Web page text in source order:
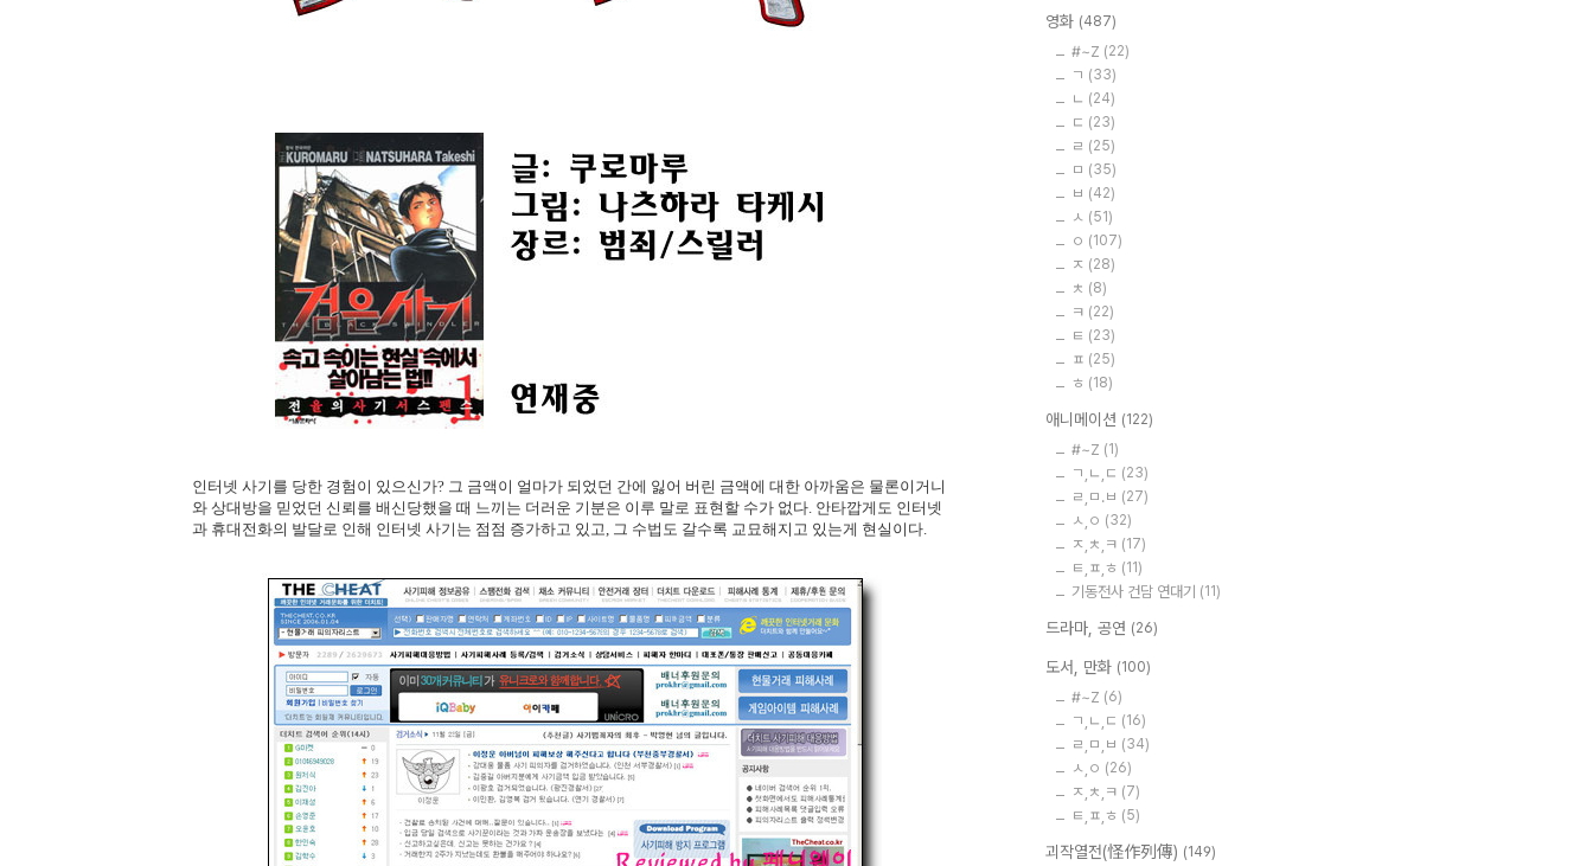
인터넷 사기를 당한 경험이 있으신가? 그 금액이 얼마가 되었던 간에 잃어 버린 금액에 대한 아까움은 물론이거니
와 상대방을 믿었던 신뢰를 배신당했을 때 느끼는 더러운 기분은 이루 말로 표현할 수가 없다. 안타깝게도 인터넷
과 휴대전화의 발달로 인해 인터넷 사기는 점점 증가하고 있고, 그 수법도 갈수록 교묘해지고 있는게 현실이다.
영화 (487)
#~Z (22)
ㄱ (33)
ㄴ (24)
ㄷ (23)
ㄹ (25)
ㅁ (35)
ㅂ (42)
ㅅ (51)
ㅇ (107)
ㅈ (28)
ㅊ (8)
ㅋ (22)
ㅌ (23)
ㅍ (25)
ㅎ (18)
애니메이션 (122)
#~Z (1)
ㄱ,ㄴ,ㄷ (23)
ㄹ,ㅁ.ㅂ (27)
ㅅ,ㅇ (32)
ㅈ,ㅊ,ㅋ (17)
ㅌ,ㅍ,ㅎ (11)
기동전사 건담 연대기 (11)
드라마, 공연 (26)
도서, 만화 (100)
#~Z (6)
ㄱ,ㄴ,ㄷ (16)
ㄹ,ㅁ,ㅂ (34)
ㅅ,ㅇ (26)
ㅈ,ㅊ,ㅋ (7)
ㅌ,ㅍ,ㅎ (5)
괴작열전(怪作列傳) (149)